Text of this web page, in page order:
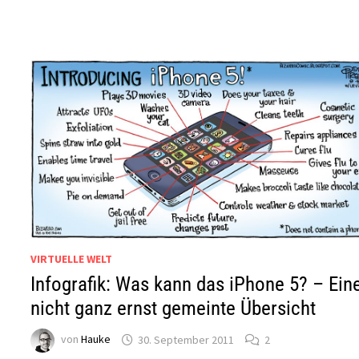
VIRTUELLE WELT
Infografik: Was kann das iPhone 5? –
nicht ganz ernst gemeinte Übersicht
vonHauke 30. September 2011 2